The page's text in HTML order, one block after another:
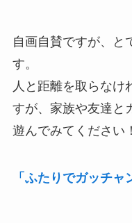
自画自賛ですが、と
す。
人と距離を取らなけ
すが、家族や友達と
遊んでみてください！
「ふたりでガッチャ